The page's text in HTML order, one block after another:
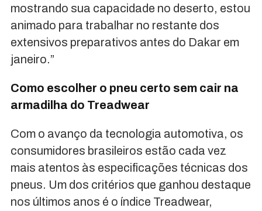
mostrando sua capacidade no deserto, estou
animado para trabalhar no restante dos
extensivos preparativos antes do Dakar em
janeiro.”
Como escolher o pneu certo sem cair na
armadilha do Treadwear
Com o avanço da tecnologia automotiva, os
consumidores brasileiros estão cada vez
mais atentos às especificações técnicas dos
pneus. Um dos critérios que ganhou destaque
nos últimos anos é o índice Treadwear,